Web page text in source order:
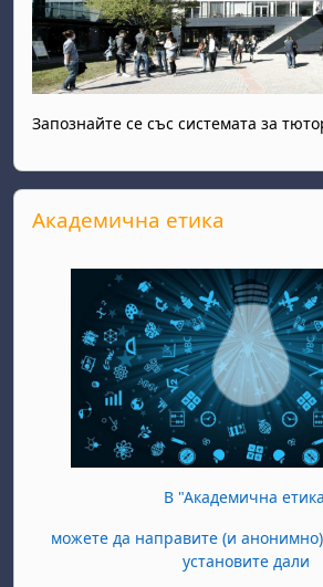
Запознайте се със системата за
Прескочи Академична етика
Академична етика
В "Академична
можете да направите (и анонимно)
установите дали